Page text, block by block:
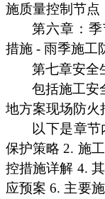
施质量控制节点
第六章：
措施 - 雨季施工
第七章安全
包括施工安
地方案现场防火
以下是章
保护策略 2. 施
控措施详解 4.
应预案 6. 主要